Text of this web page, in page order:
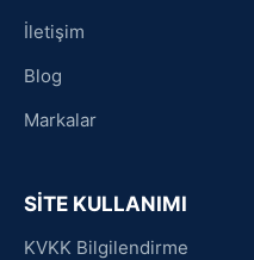
İletişim
Blog
Markalar
SİTE KULLANIMI
KVKK Bilgilendirme